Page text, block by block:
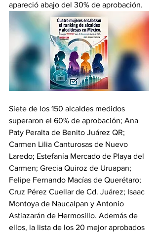
apareció abajo del 30% de aprobación.
Siete de los 150 alcaldes medidos
superaron el 60% de aprobación; Ana
Paty Peralta de Benito Juárez QR;
Carmen Lilia Canturosas de Nuevo
Laredo; Estefanía Mercado de Playa del
Carmen; Grecia Quiroz de Uruapan;
Felipe Fernando Macías de Querétaro;
Cruz Pérez Cuellar de Cd. Juárez; Isaac
Montoya de Naucalpan y Antonio
Astiazarán de Hermosillo. Además de
ellos, la lista de los 20 mejor aprobados